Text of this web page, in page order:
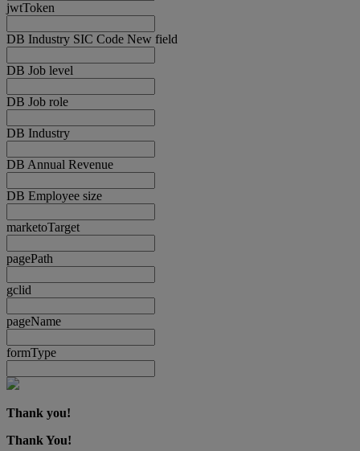
jwtToken
DB Industry SIC Code New field
DB Job level
DB Job role
DB Industry
DB Annual Revenue
DB Employee size
marketoTarget
pagePath
gclid
pageName
formType
Thank you!
Thank You!